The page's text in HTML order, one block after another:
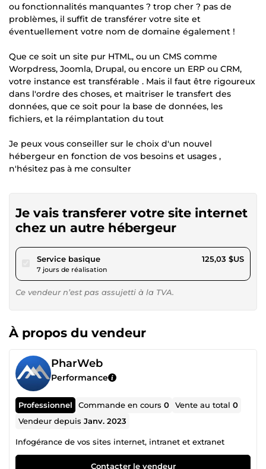
ou fonctionnalités manquantes ? trop cher ? pas de
problèmes, il suffit de transférer votre site et
éventuellement votre nom de domaine également !
Que ce soit un site pur HTML, ou un CMS comme
Worpdress, Joomla, Drupal, ou encore un ERP ou CRM,
votre instance est transférable . Mais il faut être rigoureux
dans l'ordre des choses, et maitriser le transfert des
données, que ce soit pour la base de données, les
fichiers, et la réimplantation du tout
Je peux vous conseiller sur le choix d'un nouvel
hébergeur en fonction de vos besoins et usages ,
n'hésitez pas à me consulter
Je vais transferer votre site internet
chez un autre hébergeur
Service basiquepour 115,24 $US
7 jours de réalisation
125,03 $US
Ce vendeur n’est pas assujetti à la TVA.
À propos du vendeur
PharWeb
Performance
Professionnel Commande en cours0 Vente au total0
Vendeur depuisJanv. 2023
Infogérance de vos sites internet, intranet et extranet
Contacter le vendeur